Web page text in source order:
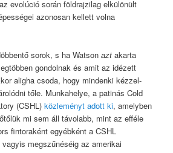
evolúció során földrajzilag elkülönült
azonosan kellett volna
sorok, s ha Watsonazt akarta
gondolnak és amit az idézett
aligha csoda, hogy mindenki kézzel-
tőle. Munkahelye, a patinás Cold
(CSHL)közleményt adott ki, amelyben
mi sem áll távolabb, mint az efféle
fintoraként egyébként a CSHL
megszűnéséig az amerikai